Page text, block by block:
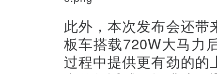
此外，本次发布会还
板车搭载720W大马力
过程中提供更有劲的